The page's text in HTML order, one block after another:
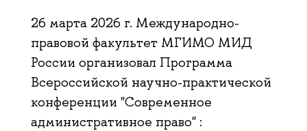
26 марта 2026 г. Международно-
правовой факультет МГИМО МИД
России организовал Программа
Всероссийской научно-практической
конференции "Современное
административное право" :